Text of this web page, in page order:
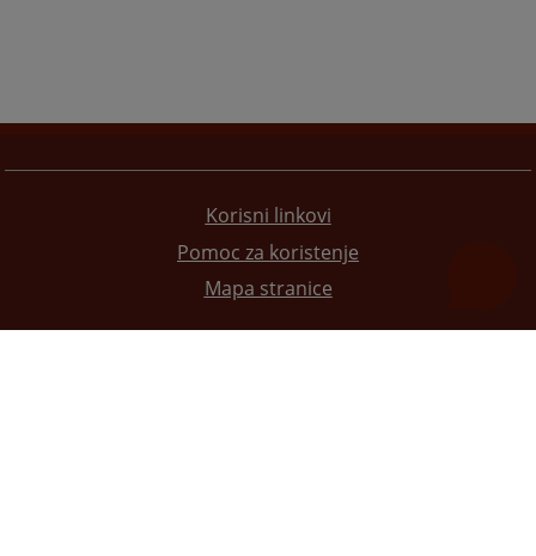
Korisni linkovi
Pomoc za koristenje
Mapa stranice